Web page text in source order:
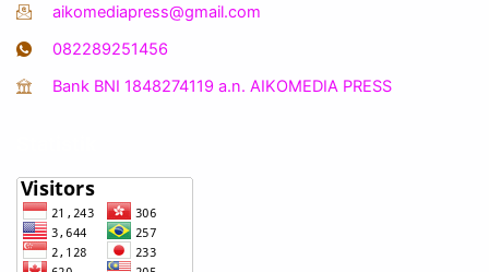
aikomediapress@gmail.com
082289251456
Bank BNI 1848274119 a.n. AIKOMEDIA PRESS